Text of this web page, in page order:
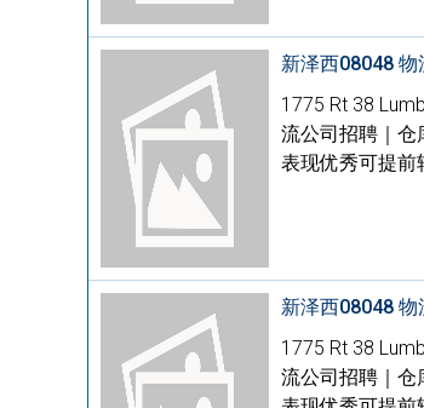
新泽西08048
1775 Rt 38
流公司招聘｜仓
表现优秀可提前
新泽西08048
1775 Rt 38
流公司招聘｜仓